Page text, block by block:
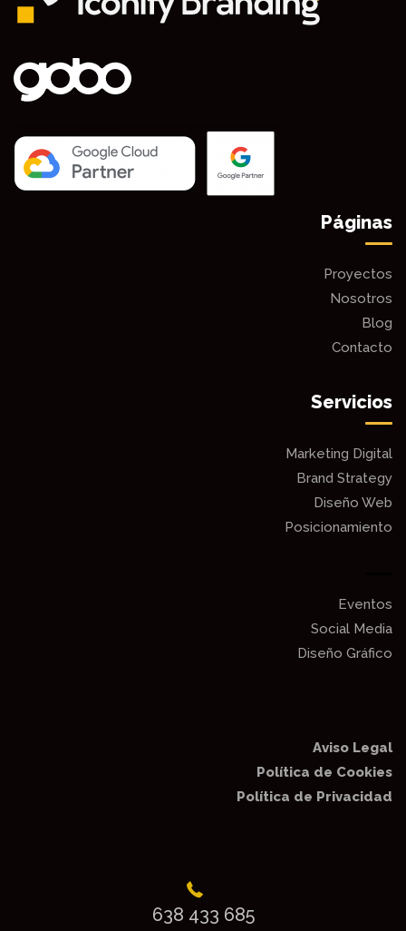
Páginas
Proyectos
Nosotros
Blog
Contacto
Servicios
Marketing Digital
Brand Strategy
Diseño Web
Posicionamiento
Eventos
Social Media
Diseño Gráfico
Aviso Legal
Política de Cookies
Política de Privacidad
638 433 685